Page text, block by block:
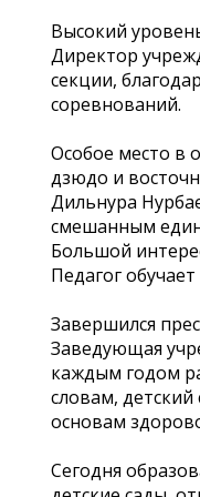
Высокий
Директор
секции,
соревнований.
Особое место в
дзюдо и
Дильнура
смешанным
Большой
Педагог
Завершился
Заведующая
каждым годом
словам,
основам
Сегодня